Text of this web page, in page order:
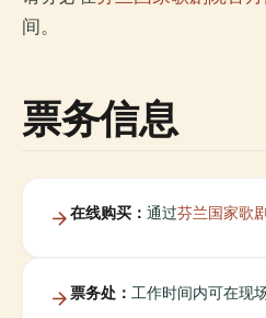
间。
票务信息
在线购买： 通过芬兰国家歌
票务处： 工作时间内可在现